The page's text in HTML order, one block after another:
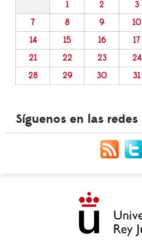
1 2 3
7
8 9 10
14
15 16 17
21
22 23 24
28
29 30 31
Síguenos en las redes